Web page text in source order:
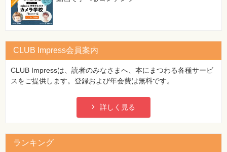
CLUB Impress会員案内
CLUB Impressは、読者のみなさまへ、本にまつわる各種サービ
スをご提供します。登録および年会費は無料です。
詳しく見る
ランキング